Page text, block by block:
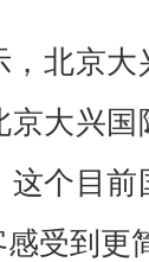
，北京
京大兴
这个目
受到更